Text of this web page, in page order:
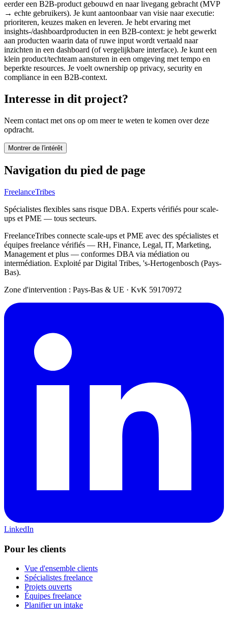
eerder een B2B-product gebouwd en naar livegang gebracht (MVP
→ echte gebruikers). Je kunt aantoonbaar van visie naar executie:
prioriteren, keuzes maken en leveren. Je hebt ervaring met
insights-/dashboardproducten in een B2B-context: je hebt gewerkt
aan producten waarin data of ruwe input wordt vertaald naar
inzichten in een dashboard (of vergelijkbare interface). Je kunt een
klein product/techteam aansturen in een omgeving met tempo en
beperkte resources. Je voelt ownership op privacy, security en
compliance in een B2B-context.
Interesse in dit project?
Neem contact met ons op om meer te weten te komen over deze
opdracht.
Montrer de l'intérêt
Navigation du pied de page
FreelanceTribes
Spécialistes flexibles sans risque DBA. Experts vérifiés pour scale-
ups et PME — tous secteurs.
FreelanceTribes connecte scale-ups et PME avec des spécialistes et
équipes freelance vérifiés — RH, Finance, Legal, IT, Marketing,
Management et plus — conformes DBA via médiation ou
intermédiation. Exploité par Digital Tribes, 's-Hertogenbosch (Pays-
Bas).
Zone d'intervention : Pays-Bas & UE · KvK 59170972
LinkedIn
Pour les clients
Vue d'ensemble clients
Spécialistes freelance
Projets ouverts
Équipes freelance
Planifier un intake